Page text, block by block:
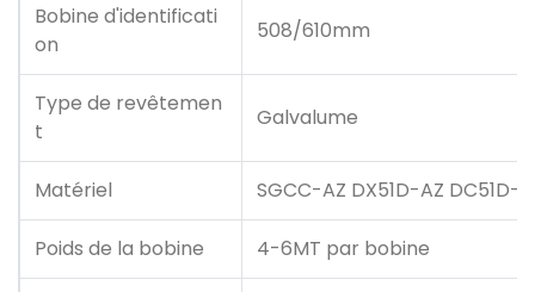
Bobine d'identificati
on
508/610mm
Type de revêtemen
t
Galvalume
Matériel SGCC-AZ DX51D-AZ DC51D-
Poids de la bobine 4-6MT par bobine